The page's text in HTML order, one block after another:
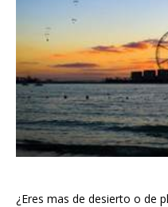
¿Eres mas de desierto o de